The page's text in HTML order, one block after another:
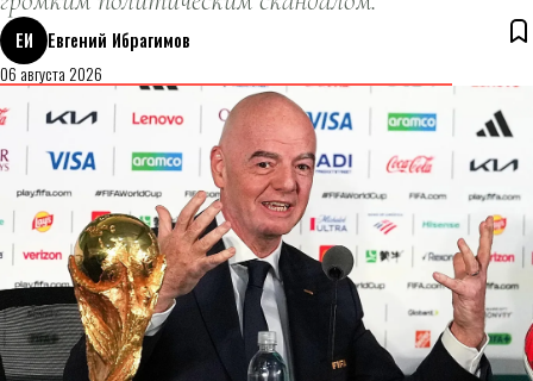
ЕИ
Евгений Ибрагимов
06 августа 2026